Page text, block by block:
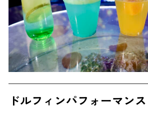
ドルフィンパフォーマンス